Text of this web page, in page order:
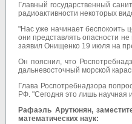
Главный государственный
радиоактивности некоторых
"Нас уже начинает беспокоить
они представлять опасности
заявил Онищенко 19 июля на
Он пояснил, что
дальневосточный морской
Глава Роспотребнадзора
РФ. "Сегодня это лишь научная
Рафаэль Арутюнян,
математических наук: